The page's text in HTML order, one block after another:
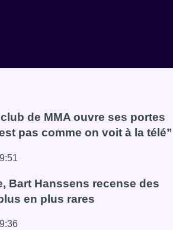
de MMA ouvre ses portes
pas comme on voit à la télé”
club de MMA ouvre ses portes à
Bart Hanssens recense des
en plus rares